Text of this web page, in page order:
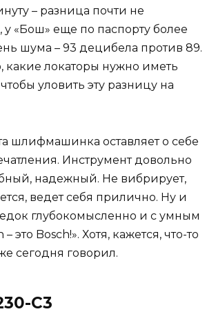
– разница почти не
«Бош» еще по паспорту более
шума – 93 децибела против 89.
какие локаторы нужно иметь
уловить эту разницу на
шлифмашинка оставляет о себе
Инструмент довольно
надежный. Не вибрирует,
ведет себя прилично. Ну и
глубокомысленно и с умным
это Bosch!». Хотя, кажется, что-то
сегодня говорил.
C3